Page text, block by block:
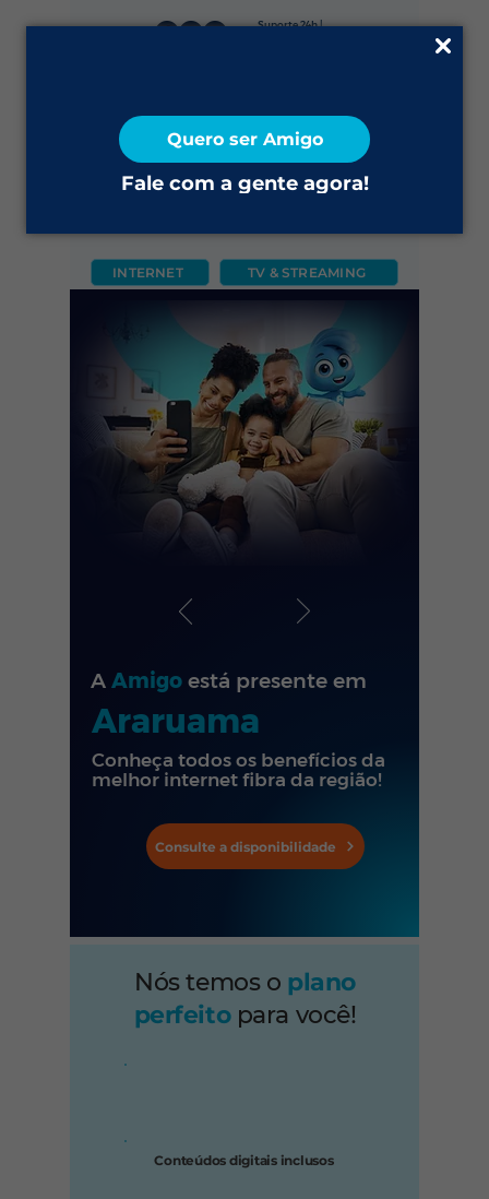
Quero ser Amigo
Fale com a gente agora!
Suporte 24h |
2ª via do Boleto
INTERNET TV & STREAMING
A Amigo está presente em
Araruama
Conheça todos os benefícios da
melhor internet fibra da região!
Consulte a disponibilidade
Nós temos o plano
perfeito para você!
Conteúdos digitais inclusos